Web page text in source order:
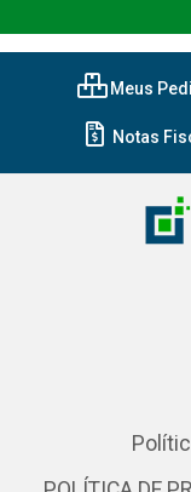
Meus
Notas